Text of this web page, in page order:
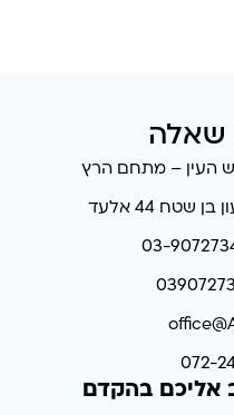
שאלה
44 אלעד
072-
אליכם בהקדם